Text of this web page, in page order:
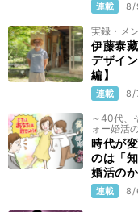
連載 8/
実録・メ
伊藤泰
デザイ
編】
連載 8/
～40代、
ォー婚活
時代が
のは「
婚活の
連載 8/